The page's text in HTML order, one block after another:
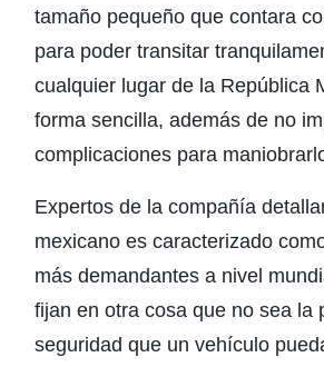
tamaño pequeño que contara
para poder transitar
cualquier lugar de la República
forma sencilla, además de no
complicaciones para
Expertos de la compañía
mexicano es caracterizado
más demandantes a nivel
fijan en otra cosa que no sea la
seguridad que un vehículo